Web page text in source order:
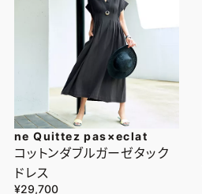
ne Quittez pas×eclat
コットンダブルガーゼタック
ドレス
¥29,700